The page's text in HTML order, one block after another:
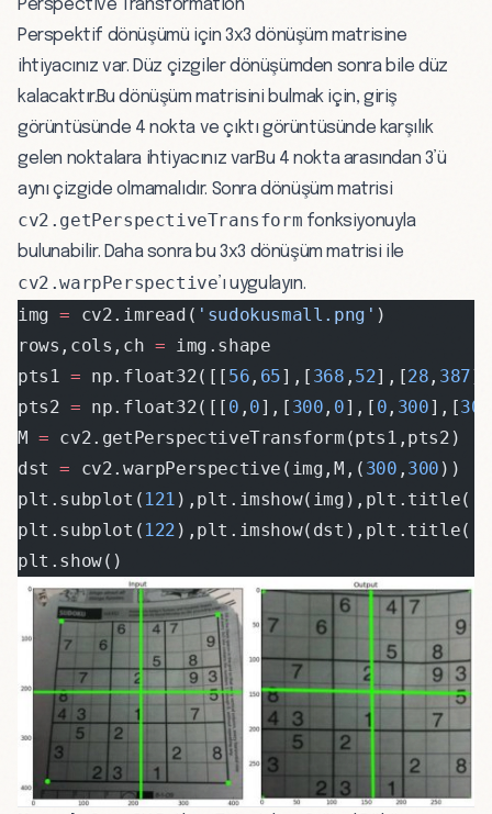
Perspective Transformation
Perspektif dönüşümü için 3x3 dönüşüm matrisine
ihtiyacınız var. Düz çizgiler dönüşümden sonra bile düz
kalacaktır.Bu dönüşüm matrisini bulmak için, giriş
görüntüsünde 4 nokta ve çıktı görüntüsünde karşılık
gelen noktalara ihtiyacınız var.Bu 4 nokta arasından 3’ü
aynı çizgide olmamalıdır. Sonra dönüşüm matrisi
cv2.getPerspectiveTransform fonksiyonuyla
bulunabilir. Daha sonra bu 3x3 dönüşüm matrisi ile
cv2.warpPerspective’ı uygulayın.
img = cv2.imread( 'sudokusmall.png' )
rows,cols,ch = img.shape
pts1 = np.float32([[ 56 , 65],[ 368 , 52],[28 , 387
pts2 = np.float32([[ 0 , 0],[ 300 , 0],[ 0 , 300],[300
M = cv2.getPerspectiveTransform(pts1,pts2)
dst = cv2.warpPerspective(img,M,( 300 , 300 ))
plt.subplot( 121 ),plt.imshow(img),plt.title(
plt.subplot( 122 ),plt.imshow(dst),plt.title(
plt.show()